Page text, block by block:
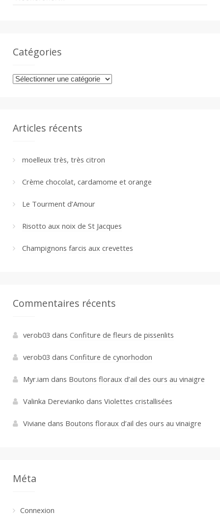
Catégories
Catégories
Articles récents
moelleux très, très citron
Crème chocolat, cardamome et orange
Le Tourment d’Amour
Risotto aux noix de St Jacques
Champignons farcis aux crevettes
Commentaires récents
verob03 dans Confiture de fleurs de pissenlits
verob03 dans Confiture de cynorhodon
Myr.iam dans Boutons floraux d’ail des ours au vinaigre
Valinka Derevianko dans Violettes cristallisées
Viviane dans Boutons floraux d’ail des ours au vinaigre
Méta
Connexion